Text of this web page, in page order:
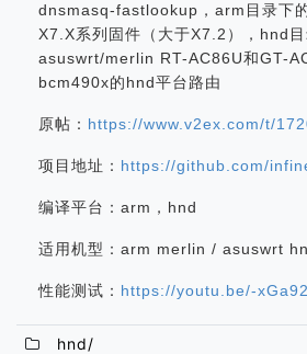
dnsmasq-fastlookup，arm目录下
X7.X系列固件（大于X7.2），hnd
asuswrt/merlin RT-AC86U和GT-
bcm490x的hnd平台路由
原帖： https://www.v2ex.com/t/
项目地址： https://github.com/
编译平台：arm，hnd
适用机型：arm merlin / asuswrt
性能测试： https://youtu.be/-
hnd/